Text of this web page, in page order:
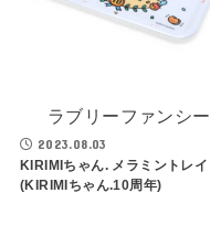
ラブリーファンシー
2023.08.03
KIRIMIちゃん. メラミントレイ
(KIRIMIちゃん.10周年)